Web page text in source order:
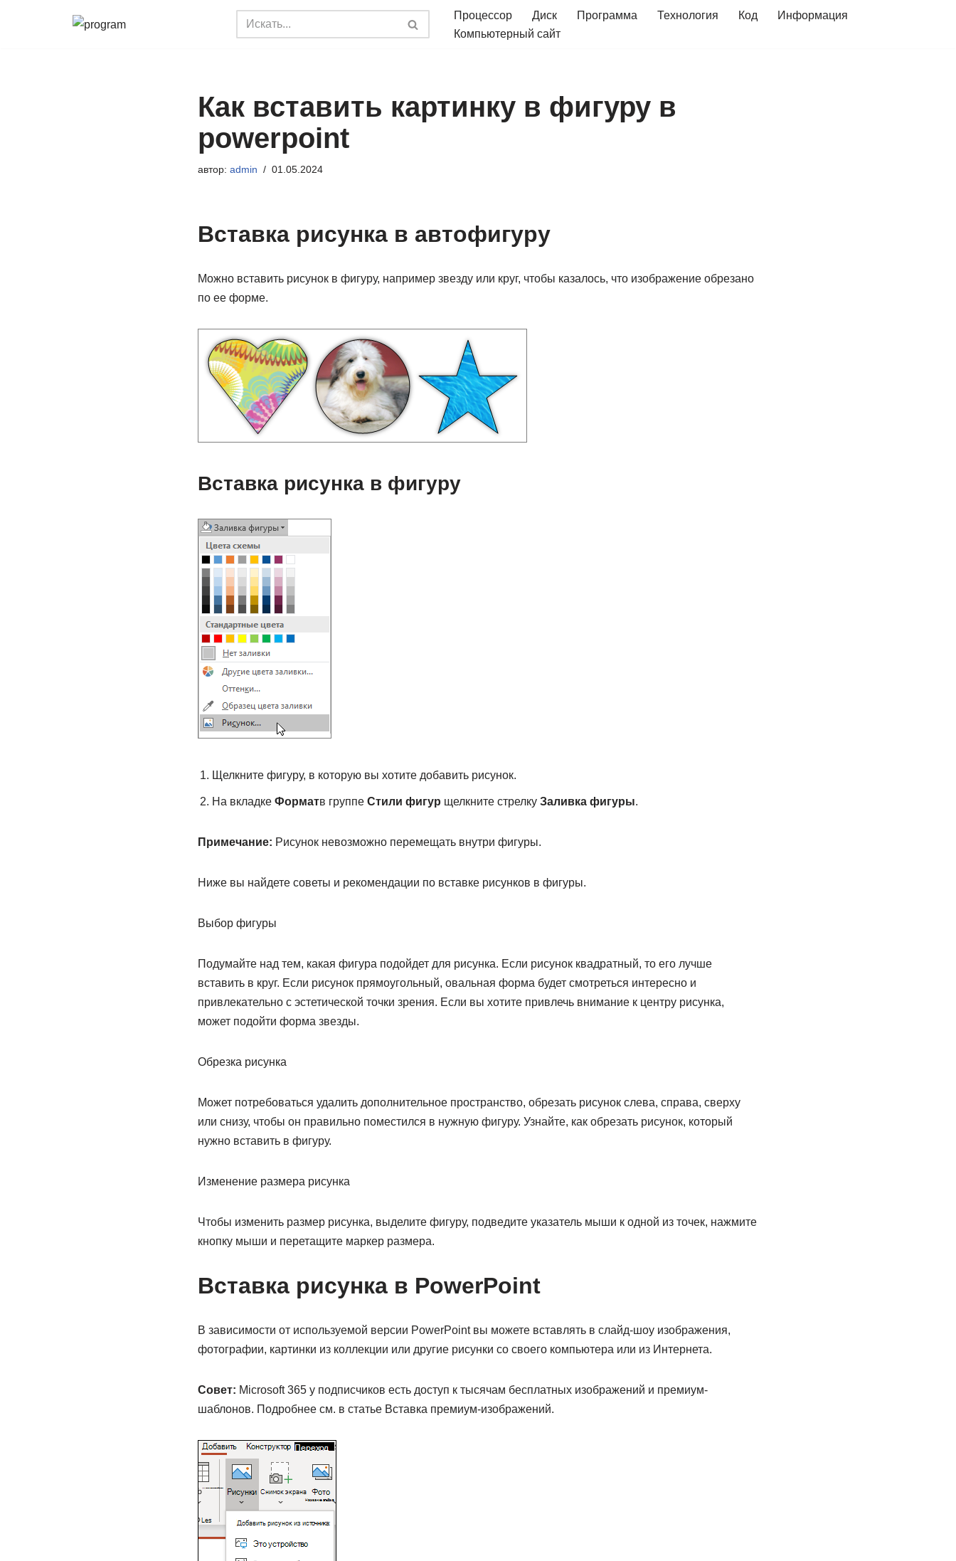
Процессор Диск Программа Технология Код
Информация
Компьютерный сайт
Как вставить картинку в фигуру в
powerpoint
автор: admin 01.05.2024
Вставка рисунка в автофигуру
Можно вставить рисунок в фигуру, например звезду или круг, чтобы казалось, что изображение обрезано
по ее форме.
Вставка рисунка в фигуру
Щелкните фигуру, в которую вы хотите добавить рисунок.
На вкладке Форматв группе Стили фигур щелкните стрелку Заливка фигуры.
Примечание: Рисунок невозможно перемещать внутри фигуры.
Ниже вы найдете советы и рекомендации по вставке рисунков в фигуры.
Выбор фигуры
Подумайте над тем, какая фигура подойдет для рисунка. Если рисунок квадратный, то его лучше
вставить в круг. Если рисунок прямоугольный, овальная форма будет смотреться интересно и
привлекательно с эстетической точки зрения. Если вы хотите привлечь внимание к центру рисунка,
может подойти форма звезды.
Обрезка рисунка
Может потребоваться удалить дополнительное пространство, обрезать рисунок слева, справа, сверху
или снизу, чтобы он правильно поместился в нужную фигуру. Узнайте, как обрезать рисунок, который
нужно вставить в фигуру.
Изменение размера рисунка
Чтобы изменить размер рисунка, выделите фигуру, подведите указатель мыши к одной из точек, нажмите
кнопку мыши и перетащите маркер размера.
Вставка рисунка в PowerPoint
В зависимости от используемой версии PowerPoint вы можете вставлять в слайд-шоу изображения,
фотографии, картинки из коллекции или другие рисунки со своего компьютера или из Интернета.
Совет: Microsoft 365 у подписчиков есть доступ к тысячам бесплатных изображений и премиум-
шаблонов. Подробнее см. в статье Вставка премиум-изображений.